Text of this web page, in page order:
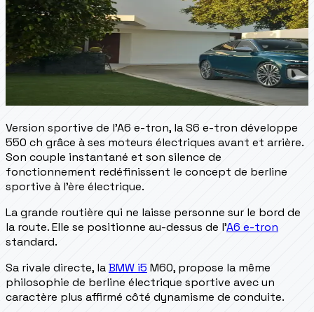
Version sportive de l'A6 e-tron, la S6 e-tron développe
550 ch grâce à ses moteurs électriques avant et arrière.
Son couple instantané et son silence de
fonctionnement redéfinissent le concept de berline
sportive à l'ère électrique.
La grande routière qui ne laisse personne sur le bord de
la route. Elle se positionne au-dessus de l'A6 e-tron
standard.
Sa rivale directe, laBMW i5 M60, propose la même
philosophie de berline électrique sportive avec un
caractère plus affirmé côté dynamisme de conduite.